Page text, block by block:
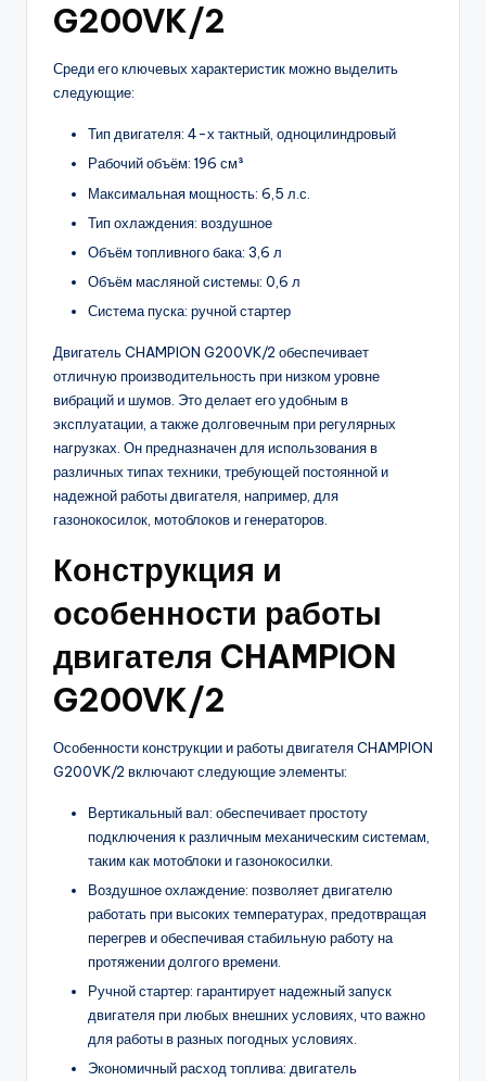
G200VK/2
Среди его ключевых характеристик можно выделить
следующие:
Тип двигателя: 4-х тактный, одноцилиндровый
Рабочий объём: 196 см³
Максимальная мощность: 6,5 л.с.
Тип охлаждения: воздушное
Объём топливного бака: 3,6 л
Объём масляной системы: 0,6 л
Система пуска: ручной стартер
Двигатель CHAMPION G200VK/2 обеспечивает
отличную производительность при низком уровне
вибраций и шумов. Это делает его удобным в
эксплуатации, а также долговечным при регулярных
нагрузках. Он предназначен для использования в
различных типах техники, требующей постоянной и
надежной работы двигателя, например, для
газонокосилок, мотоблоков и генераторов.
Конструкция и
особенности работы
двигателя CHAMPION
G200VK/2
Особенности конструкции и работы двигателя CHAMPION
G200VK/2 включают следующие элементы:
Вертикальный вал: обеспечивает простоту
подключения к различным механическим системам,
таким как мотоблоки и газонокосилки.
Воздушное охлаждение: позволяет двигателю
работать при высоких температурах, предотвращая
перегрев и обеспечивая стабильную работу на
протяжении долгого времени.
Ручной стартер: гарантирует надежный запуск
двигателя при любых внешних условиях, что важно
для работы в разных погодных условиях.
Экономичный расход топлива: двигатель